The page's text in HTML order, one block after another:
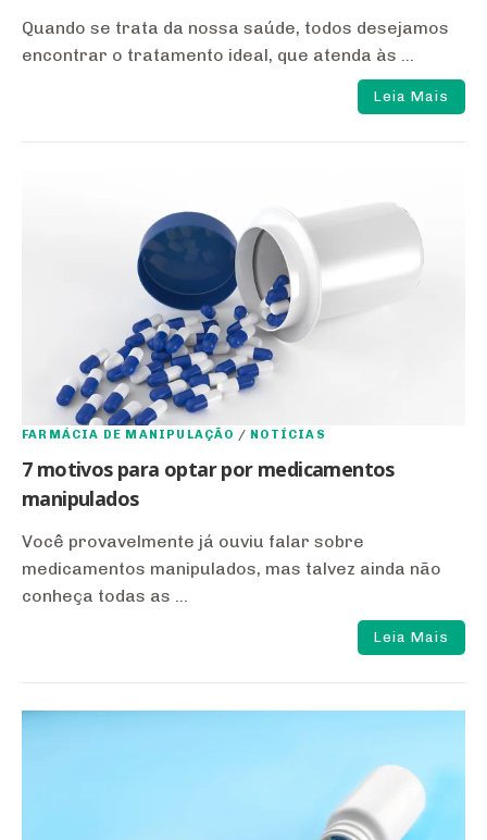
Quando se trata da nossa saúde, todos desejamos
encontrar o tratamento ideal, que atenda às ...
Leia Mais
FARMÁCIA DE MANIPULAÇÃO / NOTÍCIAS
7 motivos para optar por medicamentos
manipulados
Você provavelmente já ouviu falar sobre
medicamentos manipulados, mas talvez ainda não
conheça todas as ...
Leia Mais